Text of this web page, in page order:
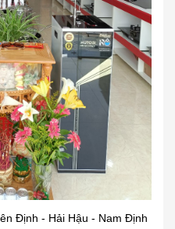
Định - Hải Hậu - Nam Định